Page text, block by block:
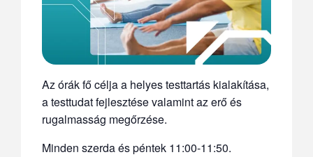
Az órák fő célja a helyes testtartás kialakítása,
a testtudat fejlesztése valamint az erő és
rugalmasság megőrzése.
Minden szerda és péntek 11:00-11:50.